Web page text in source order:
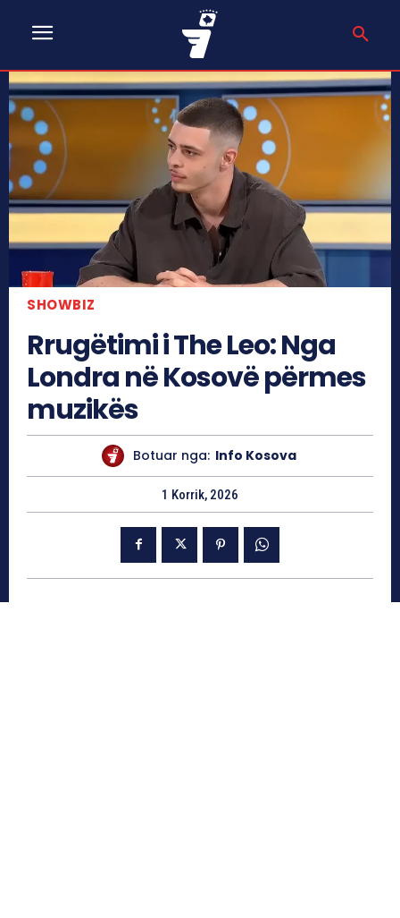
SHOWBIZ
Rrugëtimi i The Leo: Nga
Londra në Kosovë përmes
muzikës
Botuar nga: Info Kosova
1 Korrik, 2026